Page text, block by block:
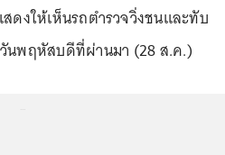
ดงให้เห็นรถตำรวจวิ่งชนและทับ
นพฤหัสบดีที่ผ่านมา (28 ส.ค.)